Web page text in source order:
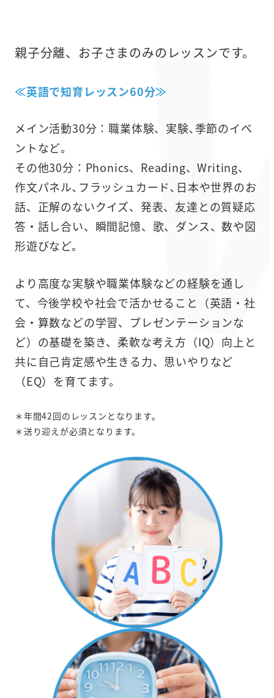
親子分離、お子さまのみのレッスンです。
≪英語で知育レッスン60分≫
メイン活動30分：職業体験、実験､季節のイベ
ントなど｡
その他30分：Phonics、Reading、Writing、
作文パネル､フラッシュカード､日本や世界のお
話、正解のないクイズ、発表、友達との質疑応
答・話し合い、瞬間記憶、歌、ダンス、数や図
形遊びなど。
より高度な実験や職業体験などの経験を通し
て、今後学校や社会で活かせること（英語・社
会・算数などの学習、プレゼンテーションな
ど）の基礎を築き、柔軟な考え方（IQ）向上と
共に自己肯定感や生きる力、思いやりなど
（EQ）を育てます。
＊年間42回のレッスンとなります。
＊送り迎えが必須となります。